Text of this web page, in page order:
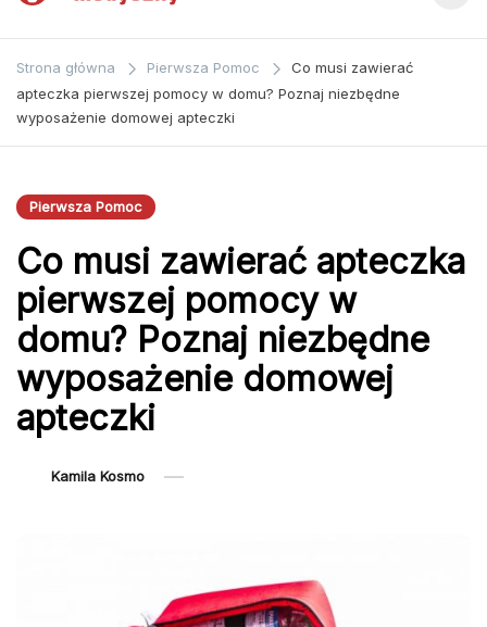
Ratownik
Medyczny
zagadnieniom z
dziedziny
medycyny oraz
ratownictwa
Strona główna Pierwsza Pomoc
Co musi zawierać
apteczka pierwszej pomocy w domu? Poznaj niezbędne
wyposażenie domowej apteczki
Pierwsza Pomoc
Co musi zawierać apteczka
pierwszej pomocy w
domu? Poznaj niezbędne
wyposażenie domowej
apteczki
Kamila Kosmo